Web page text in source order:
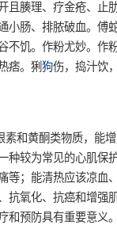
且腠理、疗金疮、止
小肠、排脓破血。傅
不饥。作粉尤妙。作
痞。猁狗伤，捣汁饮
和黄酮类物质，能
种较为常见的心肌保
等；能清热应该凉血
抗氧化、抗癌和增强
和预防具有重要意义